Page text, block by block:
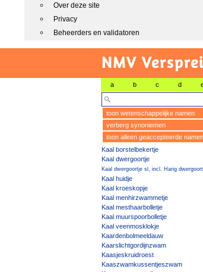
Over deze site
Privacy
Beheerders en validatoren
NMV
a b c d
toon wetenschappelijke namen
verberg synoniemen
toon alleen geaccepteerde namen
Kaal borstelbekertje
Kaal dwergoortje
Kaal dwergoortje sl, incl. Harig
Kaal huidje
Kaal kroeskopje
Kaal menhirzwammetje
Kaal mesthaarbolletje
Kaal muurspoorbolletje
Kaal veenmosklokje
Kaardenbolmeeldauw
Kaarslichtgordijnzwam
Kaasjeskruidroest
Kaaszwamkussentjeszwam